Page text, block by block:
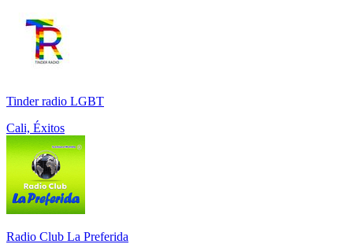
Tinder radio LGBT
Cali, Éxitos
Radio Club La Preferida